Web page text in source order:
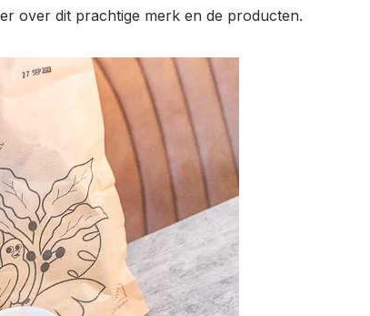
over dit prachtige merk en de producten.